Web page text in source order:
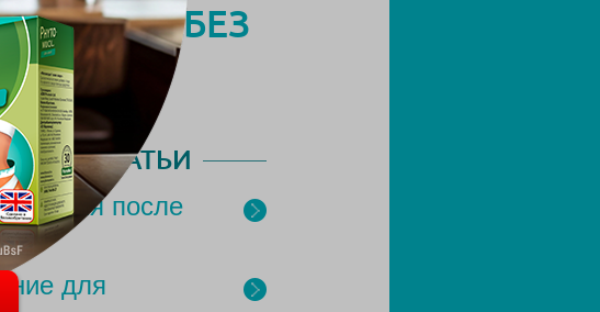
БЕЗ
СТАТЬИ
после
для